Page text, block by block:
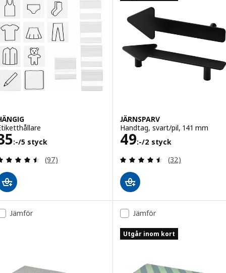
:-/5 styck
35:-/5 styck
Recensera: 4.5 utav 5 stjärnor. Totalt antal
(97)
JÄRNSPARV
Handtag, svart/pil, 141 mm
49:-/2 styck
Pris 49:-/2
Recensera:
(32)
Jämför Jämför
Utgår inom kort